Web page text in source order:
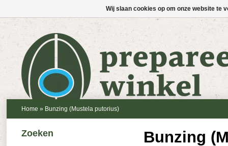
Home » Bunzing (Mustela putorius)
Bunzing
Zoeken
Wij slaan cookies op om onze website te